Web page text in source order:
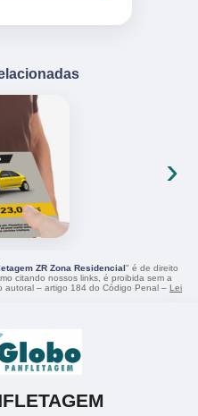
›
ZR Zona Residencial" é de direito
citando nossos links, é proibida sem a
autoral – artigo 184 do Código Penal – Lei